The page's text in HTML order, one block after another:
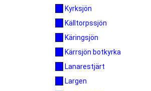
Kyrksjön
Källtorpssjön
Käringsjön
Kärrsjön botkyrka
Lanarestjärt
Largen